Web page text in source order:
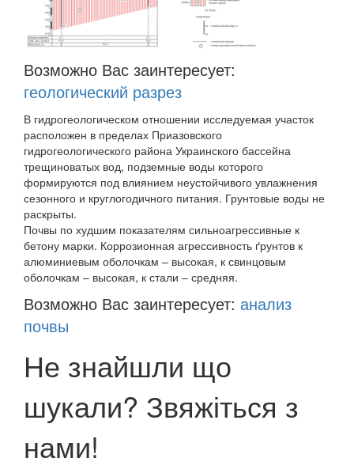
Возможно Вас заинтересует:
геологический разрез
В гидрогеологическом отношении исследуемая участок
расположен в пределах Приазовского
гидрогеологического района Украинского бассейна
трещиноватых вод, подземные воды которого
формируются под влиянием неустойчивого увлажнения
сезонного и круглогодичного питания. Грунтовые воды не
раскрыты.
Почвы по худшим показателям сильноагрессивные к
бетону марки. Коррозионная агрессивность ґрунтов к
алюминиевым оболочкам – высокая, к свинцовым
оболочкам – высокая, к стали – средняя.
Возможно Вас заинтересует: анализ
почвы
Не знайшли що
шукали? Звяжіться з
нами!